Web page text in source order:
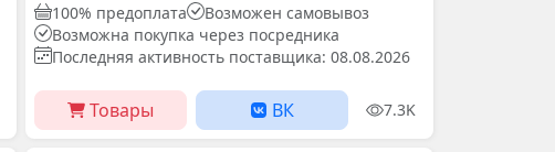
100% предоплата
Возможен самовывоз
Возможна покупка через посредника
Последняя активность поставщика: 08.08.2026
Товары ВК 7.3K